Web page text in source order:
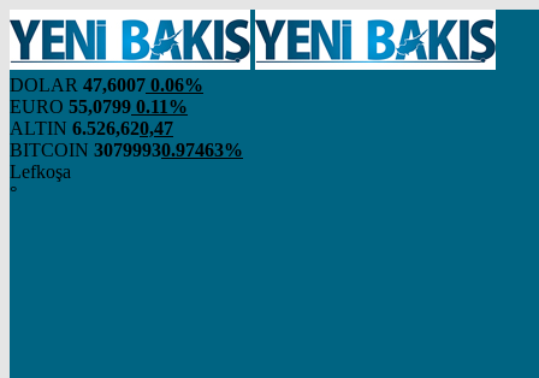
DOLAR 47,6007 0.06%
EURO 55,0799 0.11%
ALTIN 6.526,620,47
BITCOIN 30799930.97463%
Lefkoşa
°